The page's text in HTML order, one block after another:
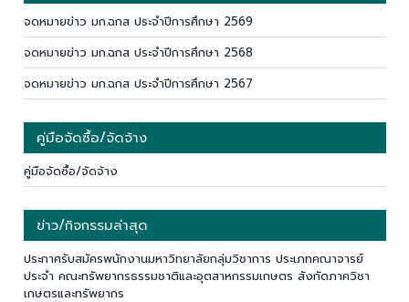
จดหมายข่าว มก.ฉกส ประจำปีการศึกษา 2569
จดหมายข่าว มก.ฉกส ประจำปีการศึกษา 2568
จดหมายข่าว มก.ฉกส ประจำปีการศึกษา 2567
คู่มือจัดซื้อ/จัดจ้าง
คู่มือจัดซื้อ/จัดจ้าง
ข่าว/กิจกรรมล่าสุด
ประกาศรับสมัครพนักงานมหาวิทยาลัยกลุ่มวิชาการ ประเภทคณาจารย์
ประจำ คณะทรัพยากรธรรมชาติและอุตสาหกรรมเกษตร สังกัดภาควิชา
เกษตรและทรัพยากร